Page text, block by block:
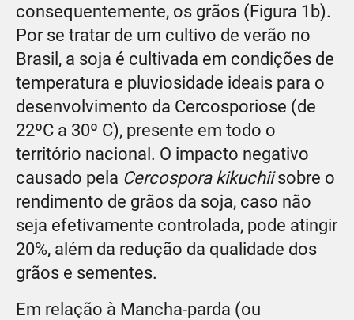
consequentemente, os grãos (Figura 1b).
Por se tratar de um cultivo de verão no
Brasil, a soja é cultivada em condições de
temperatura e pluviosidade ideais para o
desenvolvimento da Cercosporiose (de
22ºC a 30º C), presente em todo o
território nacional. O impacto negativo
causado pela Cercospora kikuchiisobre o
rendimento de grãos da soja, caso não
seja efetivamente controlada, pode atingir
20%, além da redução da qualidade dos
grãos e sementes.
Em relação à Mancha-parda (ou